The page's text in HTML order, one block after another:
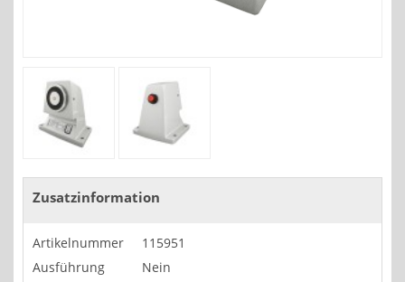
Zusatzinformation
Artikelnummer
115951
Ausführung
Nein